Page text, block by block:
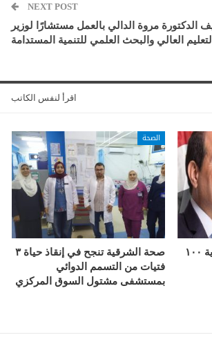
NEXT POST
الدكتورة مروة الدالي بالعمل مستشارًا لوزير
التعليم العالي والبحث العلمي للتنمية المستدامة
اقرأ لنفس الكاتب
ضمن مبادرة رئيس الجمهورية ١٠٠
الصحة
صحة الشرقية تنجح في إنقاذ حياة ٣
فتيات من التسمم الدوائي
بمستشفى مشتول السوق المركزي